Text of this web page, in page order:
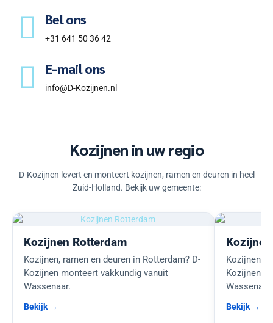
Bel ons
+31 641 50 36 42
E-mail ons
info@D-Kozijnen.nl
Kozijnen in uw regio
D-Kozijnen levert en monteert kozijnen, ramen en deuren in heel
Zuid-Holland. Bekijk uw gemeente:
Kozijnen Rotterdam
Kozijnen, ramen en deuren in Rotterdam? D-
Kozijnen monteert vakkundig vanuit
Wassenaar.
Bekijk →
Kozijnen,
Kozijnen
Wassenaar.
Bekijk →